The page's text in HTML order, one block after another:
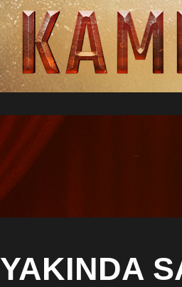
YAKINDA